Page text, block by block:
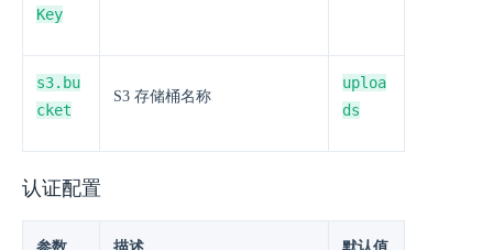
Key
s3.bu
cket
S3 存储桶名称
uploa
ds
认证配置